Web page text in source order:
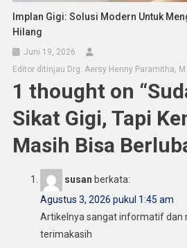
Implan Gigi: Solusi Modern Untuk
Hilang
Juni 19, 2026
Editor ditinjau Drg. Aersy Henny Paramitha,
1 thought on “
Sikat Gigi, Tapi
Masih Bisa
susan berkata:
Agustus 3, 2026 pukul 1:45 am
Artikelnya sangat informatif dan
terimakasih